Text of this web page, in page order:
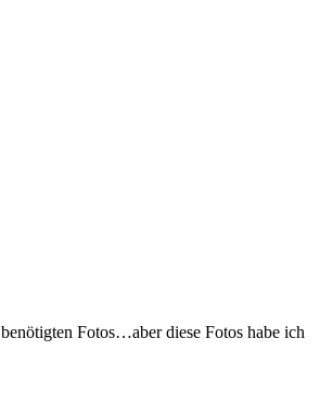
Fotos…aber diese Fotos habe ich